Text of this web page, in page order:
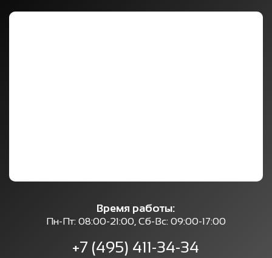
Время работы:
Пн-Пт: 08:00-21:00, Сб-Вс: 09:00-17:00
+7 (495) 411-34-34